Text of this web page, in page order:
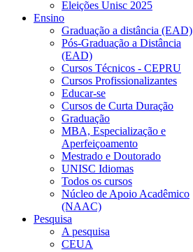
Eleições Unisc 2025
Ensino
Graduação a distância (EAD)
Pós-Graduação a Distância
(EAD)
Cursos Técnicos - CEPRU
Cursos Profissionalizantes
Educar-se
Cursos de Curta Duração
Graduação
MBA, Especialização e
Aperfeiçoamento
Mestrado e Doutorado
UNISC Idiomas
Todos os cursos
Núcleo de Apoio Acadêmico
(NAAC)
Pesquisa
A pesquisa
CEUA